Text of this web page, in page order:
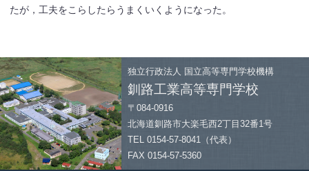
たが，工夫をこらしたらうまくいくようになった。
独立行政法人 国立高等専門学校機構
釧路工業高等専門学校
〒084-0916
北海道釧路市大楽毛西2丁目32番1号
TEL 0154-57-8041（代表）
FAX 0154-57-5360